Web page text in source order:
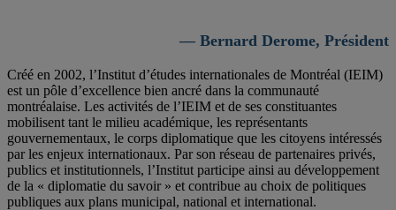
— Bernard Derome, Président
Créé en 2002, l’Institut d’études internationales de Montréal (IEIM)
est un pôle d’excellence bien ancré dans la communauté
montréalaise. Les activités de l’IEIM et de ses constituantes
mobilisent tant le milieu académique, les représentants
gouvernementaux, le corps diplomatique que les citoyens intéressés
par les enjeux internationaux. Par son réseau de partenaires privés,
publics et institutionnels, l’Institut participe ainsi au développement
de la « diplomatie du savoir » et contribue au choix de politiques
publiques aux plans municipal, national et international.